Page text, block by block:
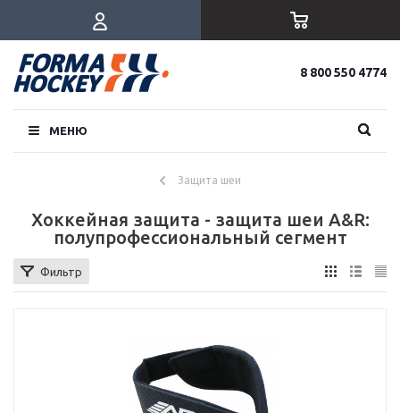
8 800 550 4774
МЕНЮ
Защита шеи
Хоккейная защита - защита шеи A&R:
полупрофессиональный сегмент
Фильтр